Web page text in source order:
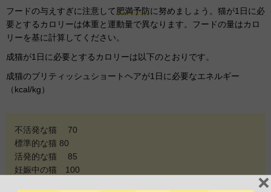
フードの与えすぎに注意して肥満予防に努めましょう。猫が1日に必
要とするカロリーは体重と運動量で異なります。フードの量はカロ
リーを基に計算してください。
成猫が1日に必要とするカロリーは以下のとおりです。
成猫のブリティッシュショートヘアが1日に必要なエネルギー
（kcal/kg）
不活発な猫 70
標準的な猫 80
活発的な猫 85
妊娠中の猫 100